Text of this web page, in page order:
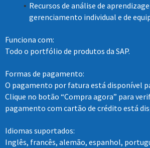
Recursos de análise de
gerenciamento individual e de
Funciona com:
Todo o portfólio de produtos da SAP.
Formas de pagamento:
O pagamento por fatura está disponível
Clique no botão “Compra agora” para
pagamento com cartão de crédito está
Idiomas suportados:
Inglês, francês, alemão, espanhol,